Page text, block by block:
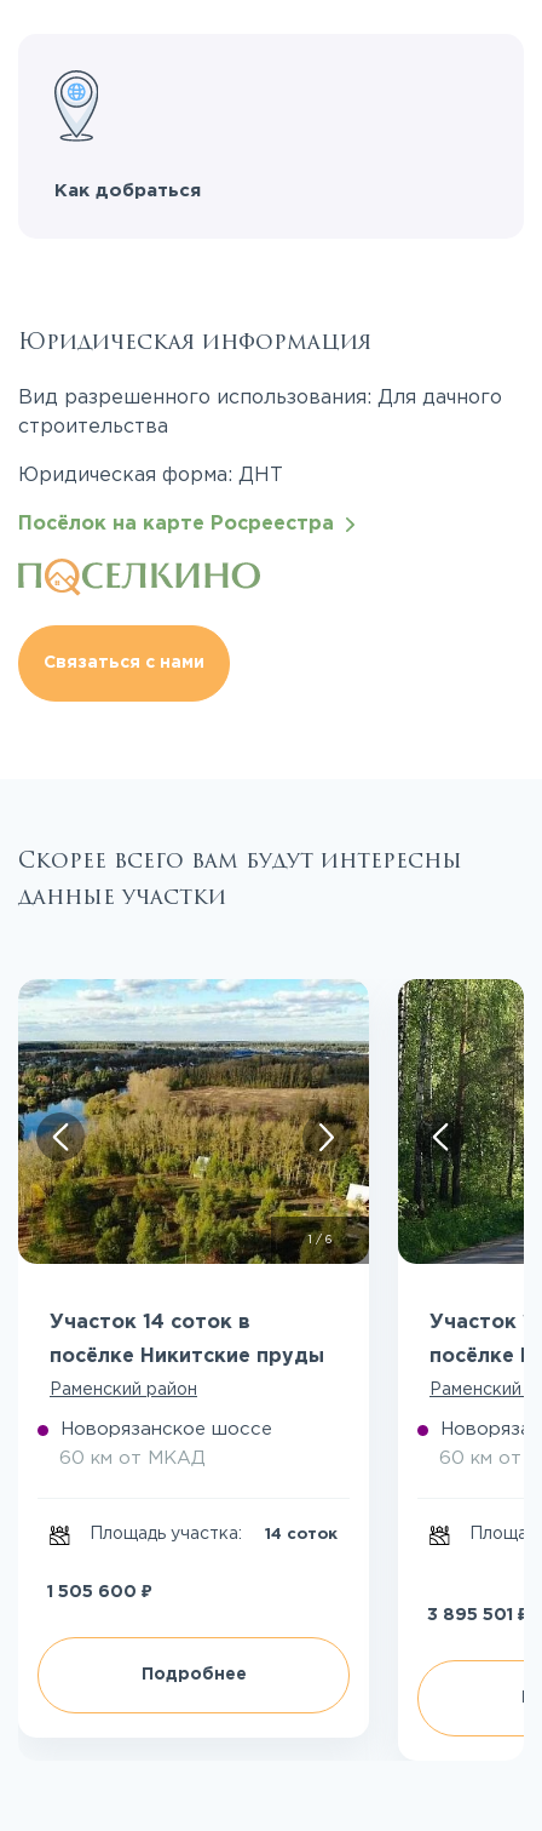
Как добраться
Юридическая информация
Вид разрешенного использования: Для дачного
строительства
Юридическая форма: ДНТ
Посёлок на карте Росреестра
Связаться с нами
Скорее всего вам будут интересны
данные участки
/ 6
Участок 14 соток в
посёлке Никитские пруды
Раменский район
Новорязанское шоссе
60 км от МКАД
Площадь участка: 14 соток
1 505 600 ₽
Подробнее
Участок
посёлке
Раменский
60 км от
3 895 501 ₽